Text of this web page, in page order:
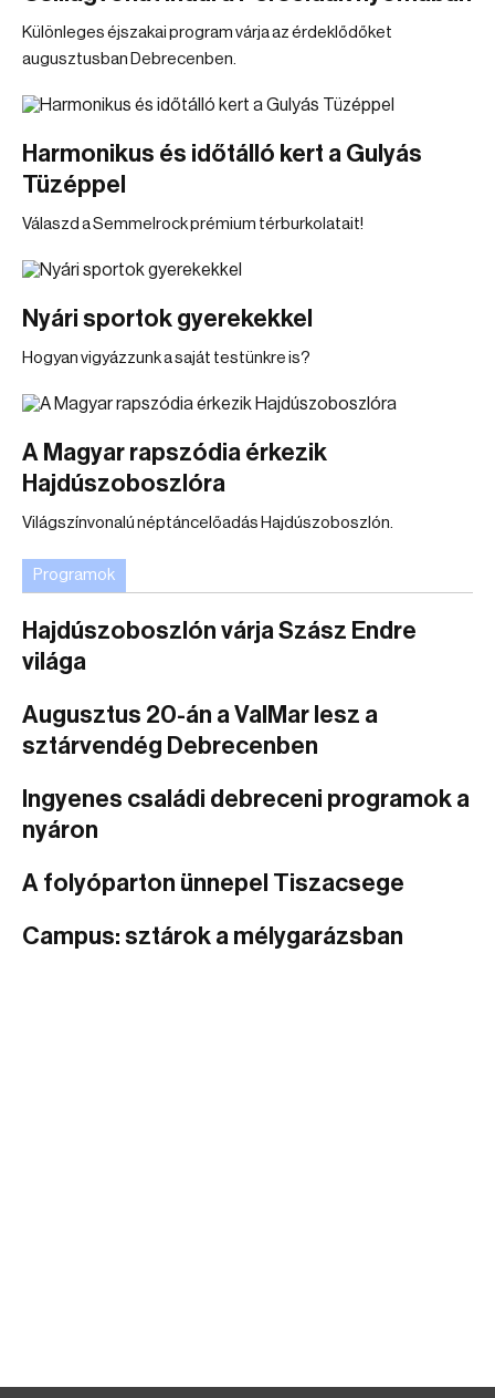
Különleges éjszakai program várja az érdeklődőket
augusztusban Debrecenben.
Harmonikus és időtálló kert a Gulyás
Tüzéppel
Válaszd a Semmelrock prémium térburkolatait!
Nyári sportok gyerekekkel
Hogyan vigyázzunk a saját testünkre is?
A Magyar rapszódia érkezik
Hajdúszoboszlóra
Világszínvonalú néptáncelőadás Hajdúszoboszlón.
Programok
Hajdúszoboszlón várja Szász Endre
világa
Augusztus 20-án a ValMar lesz a
sztárvendég Debrecenben
Ingyenes családi debreceni programok a
nyáron
A folyóparton ünnepel Tiszacsege
Campus: sztárok a mélygarázsban